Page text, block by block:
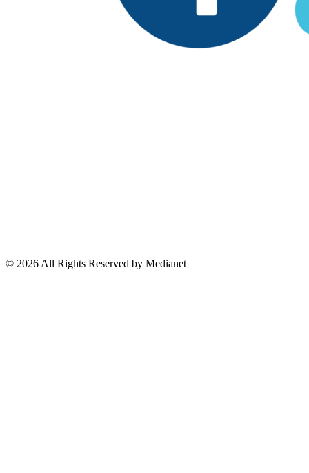
Economía
Fuera del país
© 2026 All Rights Reserved by Medianet